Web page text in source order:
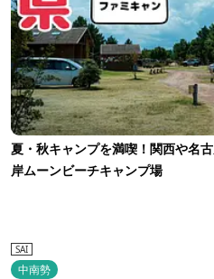
夏・秋キャンプを満喫！関西や名
岸ムーンビーチキャンプ場
SAI
中南勢